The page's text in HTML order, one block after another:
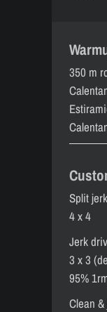
350 m
Split jerk
4 x 4
Jerk
3 x 3
95%
Clean